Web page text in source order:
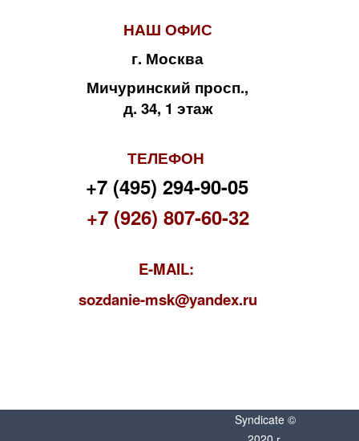
НАШ ОФИС
г. Москва
Мичуринский просп.,
д. 34, 1 этаж
ТЕЛЕФОН
+7 (495) 294-90-05
+7 (926) 807-60-32
E-MAIL:
sozdanie-msk@yandex.ru
Syndicate ©